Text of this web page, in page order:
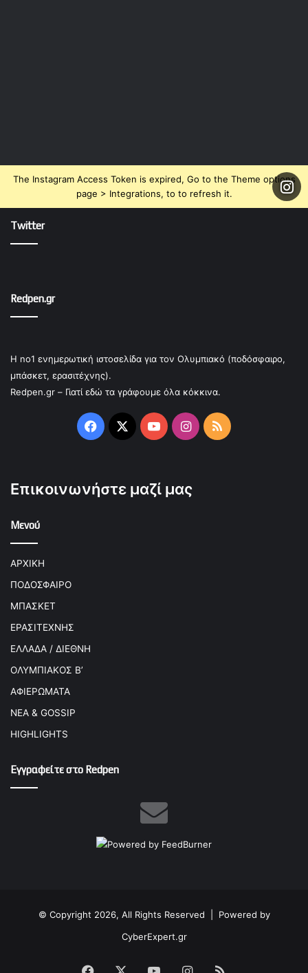
The Instagram Access Token is expired, Go to the Theme options
page > Integrations, to to refresh it.
Twitter
Redpen.gr
Η no1 ενημερωτική ιστοσελίδα για τον Ολυμπιακό (ποδόσφαιρο,
μπάσκετ, ερασιτέχνης).
Redpen.gr – Γιατί εδώ τα γράφουμε όλα κόκκινα.
Facebook
X YouTubeInstagram
RSS
Επικοινωνήστε μαζί μας
Μενού
ΑΡΧΙΚΗ
ΠΟΔΟΣΦΑΙΡΟ
ΜΠΑΣΚΕΤ
ΕΡΑΣΙΤΕΧΝΗΣ
ΕΛΛΑΔΑ / ΔΙΕΘΝΗ
ΟΛΥΜΠΙΑΚΟΣ Β’
ΑΦΙΕΡΩΜΑΤΑ
ΝΕΑ & GOSSIP
HIGHLIGHTS
Εγγραφείτε στο Redpen
© Copyright 2026, All Rights Reserved | Powered by
CyberExpert.gr